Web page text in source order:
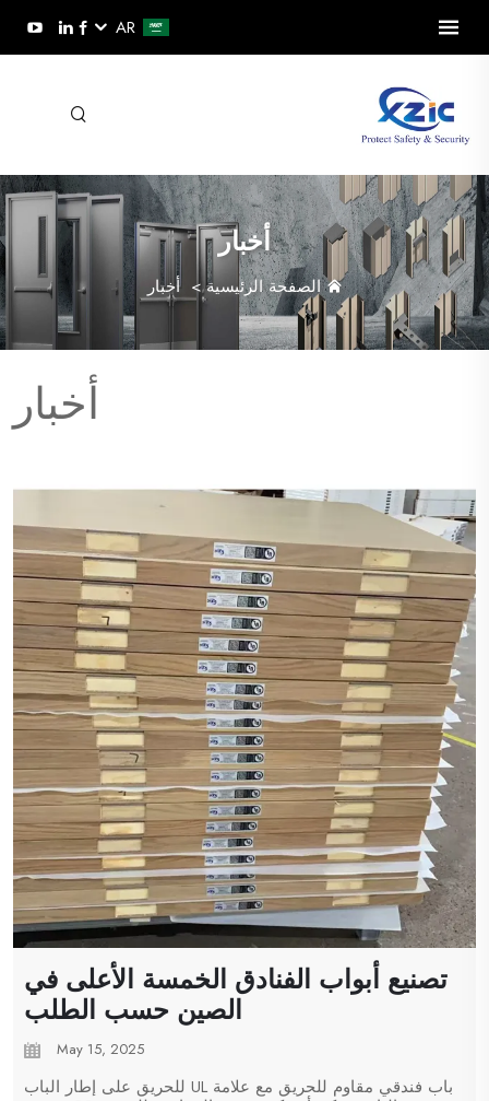
AR
أخبار
الصفحة الرئيسية>أخبار
أخبار
تصنيع أبواب الفنادق الخمسة الأعلى في
الصين حسب الطلب
May 15, 2025
باب فندقي مقاوم للحريق مع علامة UL للحريق على إطار الباب